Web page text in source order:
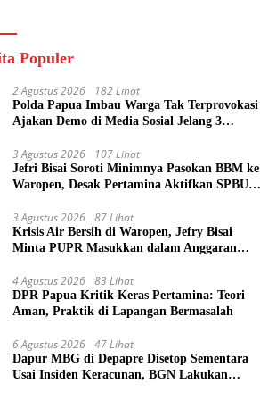
Populer
2 Agustus 2026 182 Lihat
Polda Papua Imbau Warga Tak Terprovokasi
Ajakan Demo di Media Sosial Jelang 3
3 Agustus 2026 107 Lihat
Jefri Bisai Soroti Minimnya Pasokan BBM ke
Waropen, Desak Pertamina Aktifkan SPBU
3 Agustus 2026 87 Lihat
Krisis Air Bersih di Waropen, Jefry Bisai
Minta PUPR Masukkan dalam Anggaran
4 Agustus 2026 83 Lihat
DPR Papua Kritik Keras Pertamina: Teori
Aman, Praktik di Lapangan Bermasalah
6 Agustus 2026 47 Lihat
Dapur MBG di Depapre Disetop Sementara
Usai Insiden Keracunan, BGN Lakukan